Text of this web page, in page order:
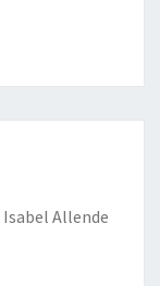
Isabel Allende